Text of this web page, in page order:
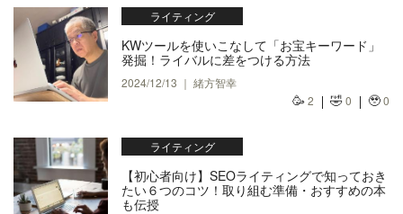
ライティング
KWツールを使いこなして「お宝キーワード」
発掘！ライバルに差をつける方法
2024/12/13 ｜ 緒方智幸
🥳 2 🤣0 🥹0
ライティング
【初心者向け】SEOライティングで知っておき
たい６つのコツ！取り組む準備・おすすめの本
も伝授